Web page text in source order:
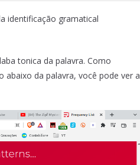
identificação gramatical
tonica da palavra. Como
abaixo da palavra, você pode ver a